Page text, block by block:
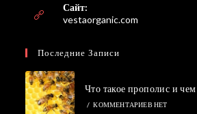
Сайт:
vestaorganic.com
Последние Записи
Что такое прополис и
/ КОММЕНТАРИЕВ НЕТ